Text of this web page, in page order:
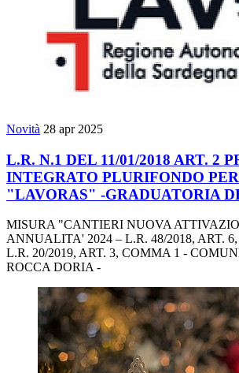
Novità 28 apr 2025
L.R. N.1 DEL 11/01/2018 ART. 2
INTEGRATO PLURIFONDO
"LAVORAS" -GRADUATORIA
MISURA "CANTIERI NUOVA
ANNUALITA' 2024 – L.R. 48/2018, ART.
L.R. 20/2019, ART. 3, COMMA 1 -
ROCCA DORIA -